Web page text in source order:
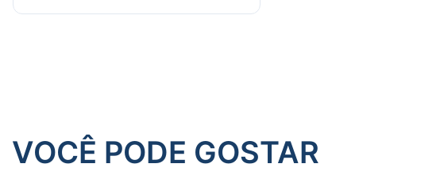
VOCÊ PODE GOSTAR